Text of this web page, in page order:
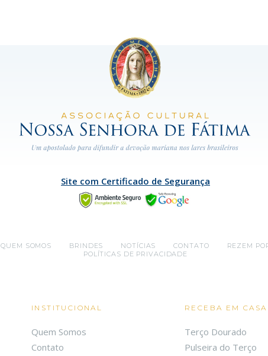
Site com Certificado de Segurança
QUEM SOMOS BRINDES NOTÍCIAS CONTATO
REZEM
POLÍTICAS DE PRIVACIDADE
INSTITUCIONAL
Quem Somos
Contato
RECEBA EM CASA
Terço Dourado
Pulseira do Terço